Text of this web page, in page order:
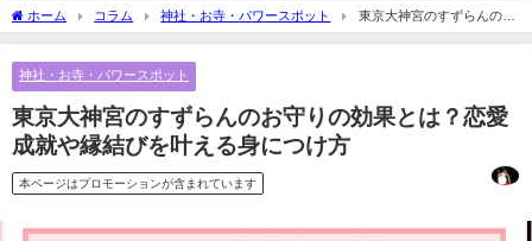
ホーム コラム 神社・お寺・パワースポット
東京大神宮のすずらんのお
守りの効果とは？恋愛成就や縁結びを叶える身につけ方
神社・お寺・パワースポット
東京大神宮のすずらんのお守りの効果とは？恋愛
成就や縁結びを叶える身につけ方
本ページはプロモーションが含まれています